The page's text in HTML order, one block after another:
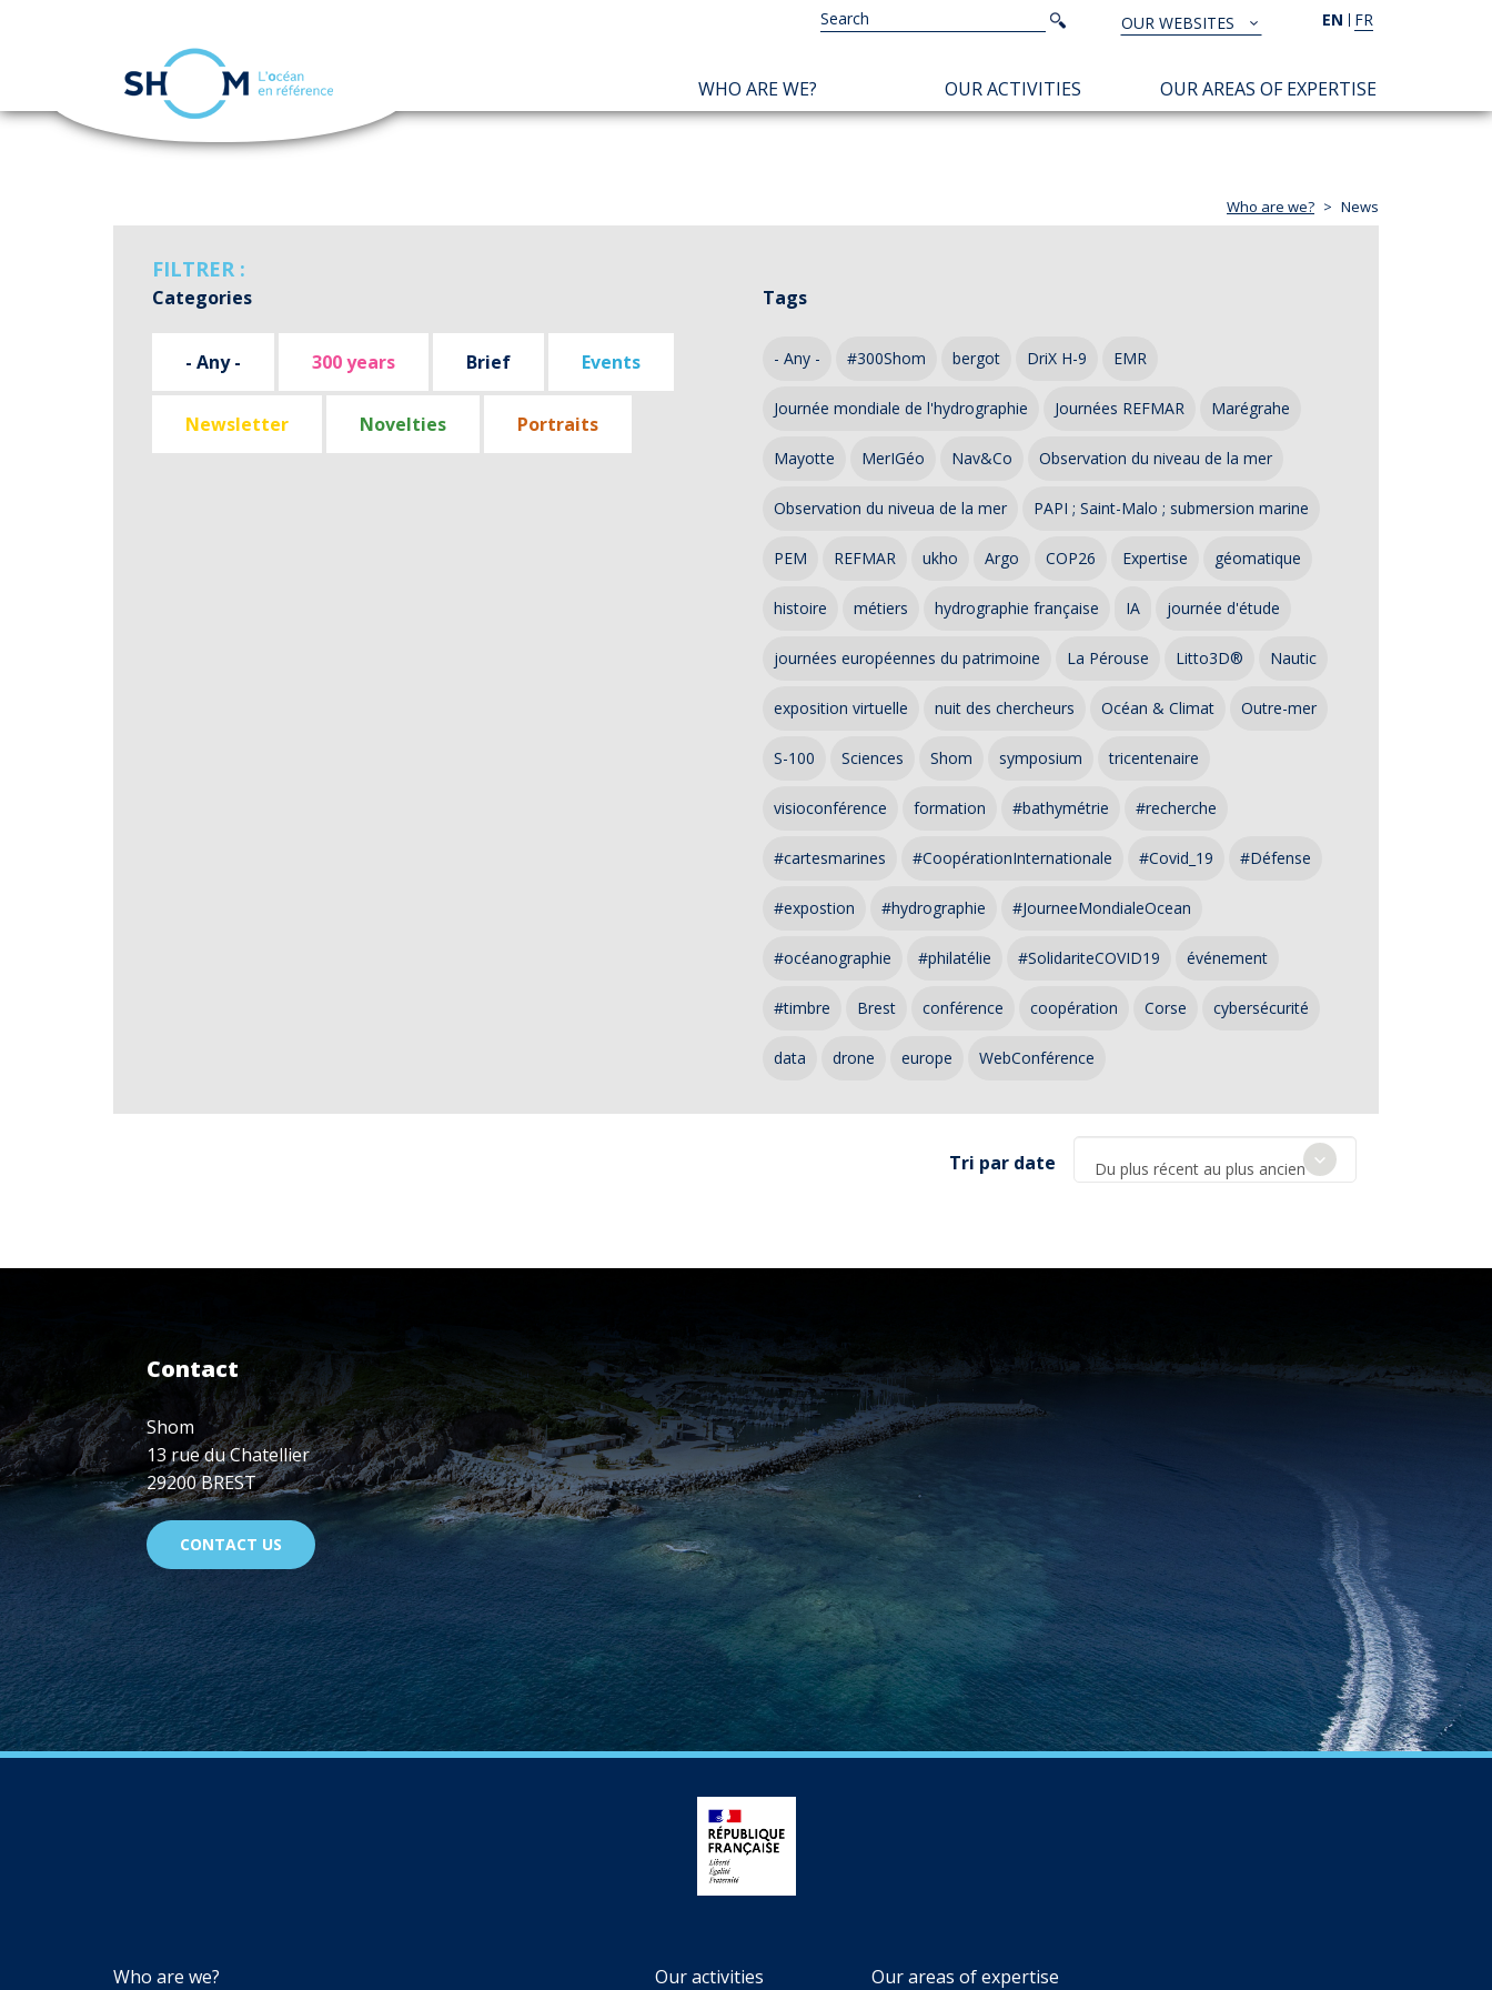
Skip
EN FR
TOUS
NOS
SITES
OUR WEBSITES
Search
Search
NAVIGATION
PRINCIPALE
WHO ARE WE? OUR ACTIVITIES OUR AREAS OF EXPERTISE
Who are we? News
FILTRER :
Categories
- Any - 300 years Brief Events
Newsletter Novelties Portraits
Tags
- Any - #300Shom bergot DriX H-9 EMR
Journée mondiale de l'hydrographie Journées REFMAR Marégrahe
Mayotte MerIGéo Nav&Co Observation du niveau de la mer
Observation du niveua de la mer PAPI ; Saint-Malo ; submersion marine
PEM REFMAR ukho Argo COP26 Expertise géomatique
histoire métiers hydrographie française IA journée d'étude
journées européennes du patrimoine La Pérouse Litto3D® Nautic
exposition virtuelle nuit des chercheurs Océan & Climat Outre-mer
S-100 Sciences Shom symposium tricentenaire
visioconférence formation #bathymétrie #recherche
#cartesmarines #CoopérationInternationale #Covid_19 #Défense
#expostion #hydrographie #JourneeMondialeOcean
#océanographie #philatélie #SolidariteCOVID19 événement
#timbre Brest conférence coopération Corse cybersécurité
data drone europe WebConférence
Tri par date Du plus récent au plus ancien
Contact
Shom
13 rue du Chatellier
29200 BREST
CONTACT US
NAVIGATION
Who are we? Our activities Our areas of expertise